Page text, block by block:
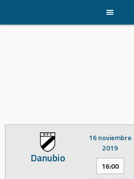
content
Danubio
16 noviembre
2019
16:00